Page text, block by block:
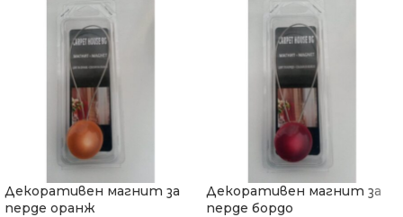
Декоративен магнит за
перде оранж
Декоративен магнит за
перде бордо